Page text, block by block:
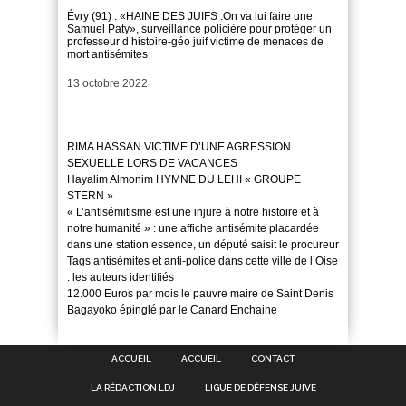
Évry (91) : «HAINE DES JUIFS :On va lui faire une
Samuel Paty», surveillance policière pour protéger un
professeur d’histoire-géo juif victime de menaces de
mort antisémites
Date
13 octobre 2022
RIMA HASSAN VICTIME D’UNE AGRESSION
SEXUELLE LORS DE VACANCES
Hayalim Almonim HYMNE DU LEHI « GROUPE
STERN »
« L’antisémitisme est une injure à notre histoire et à
notre humanité » : une affiche antisémite placardée
dans une station essence, un député saisit le procureur
Tags antisémites et anti-police dans cette ville de l’Oise
: les auteurs identifiés
12.000 Euros par mois le pauvre maire de Saint Denis
Bagayoko épinglé par le Canard Enchaine
ACCUEIL ACCUEIL CONTACT
LA RÉDACTION LDJ LIGUE DE DÉFENSE JUIVE